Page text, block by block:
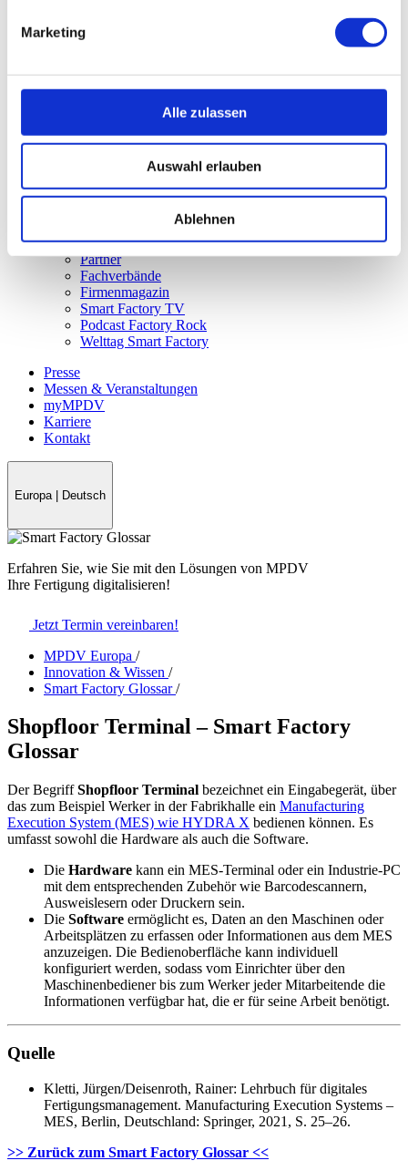
Marketing
Alle zulassen
Auswahl erlauben
Ablehnen
Publikationen
Smart Factory Glossar
Unternehmen & Referenzen
Unser Engagement
Referenzen & Success Stories
Partner
Fachverbände
Firmenmagazin
Smart Factory TV
Podcast Factory Rock
Welttag Smart Factory
Presse
Messen & Veranstaltungen
myMPDV
Karriere
Kontakt
Europa | Deutsch
Erfahren Sie, wie Sie mit den Lösungen von MPDV
Ihre Fertigung digitalisieren!
Jetzt Termin vereinbaren!
MPDV Europa /
Innovation & Wissen /
Smart Factory Glossar /
Shopfloor Terminal – Smart Factory
Glossar
Der BegriffShopfloor Terminal bezeichnet ein Eingabegerät, über
das zum Beispiel Werker in der Fabrikhalle ein Manufacturing
Execution System (MES) wie HYDRA X bedienen können. Es
umfasst sowohl die Hardware als auch die Software.
Die Hardware kann ein MES-Terminal oder ein Industrie-PC
mit dem entsprechenden Zubehör wie Barcodescannern,
Ausweislesern oder Druckern sein.
Die Software ermöglicht es, Daten an den Maschinen oder
Arbeitsplätzen zu erfassen oder Informationen aus dem MES
anzuzeigen. Die Bedienoberfläche kann individuell
konfiguriert werden, sodass vom Einrichter über den
Maschinenbediener bis zum Werker jeder Mitarbeitende die
Informationen verfügbar hat, die er für seine Arbeit benötigt.
Quelle
Kletti, Jürgen/Deisenroth, Rainer: Lehrbuch für digitales
Fertigungsmanagement. Manufacturing Execution Systems –
MES, Berlin, Deutschland: Springer, 2021, S. 25–26.
>> Zurück zum Smart Factory Glossar <<